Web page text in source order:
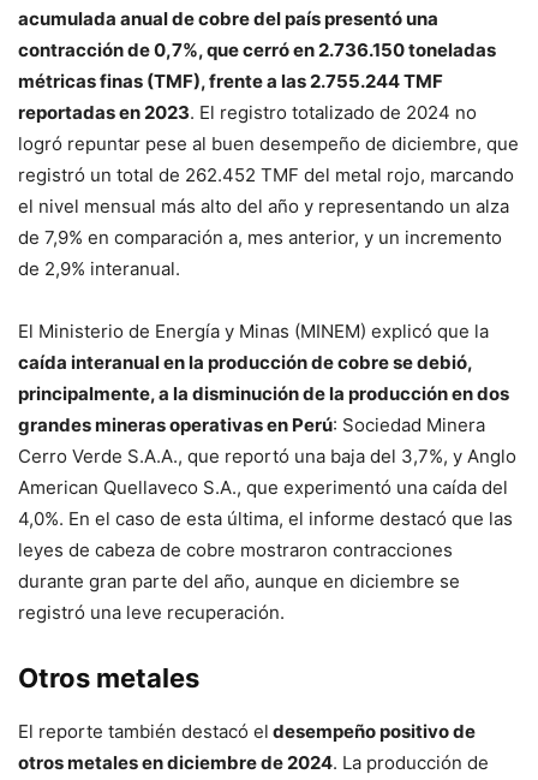
acumulada anual de cobre del país presentó una
contracción de 0,7%, que cerró en 2.736.150 toneladas
métricas finas (TMF), frente a las 2.755.244 TMF
reportadas en 2023. El registro totalizado de 2024 no
logró repuntar pese al buen desempeño de diciembre, que
registró un total de 262.452 TMF del metal rojo, marcando
el nivel mensual más alto del año y representando un alza
de 7,9% en comparación a, mes anterior, y un incremento
de 2,9% interanual.
El Ministerio de Energía y Minas (MINEM) explicó que la
caída interanual en la producción de cobre se debió,
principalmente, a la disminución de la producción en dos
grandes mineras operativas en Perú: Sociedad Minera
Cerro Verde S.A.A., que reportó una baja del 3,7%, y Anglo
American Quellaveco S.A., que experimentó una caída del
4,0%. En el caso de esta última, el informe destacó que las
leyes de cabeza de cobre mostraron contracciones
durante gran parte del año, aunque en diciembre se
registró una leve recuperación.
Otros metales
El reporte también destacó el desempeño positivo de
otros metales en diciembre de 2024. La producción de